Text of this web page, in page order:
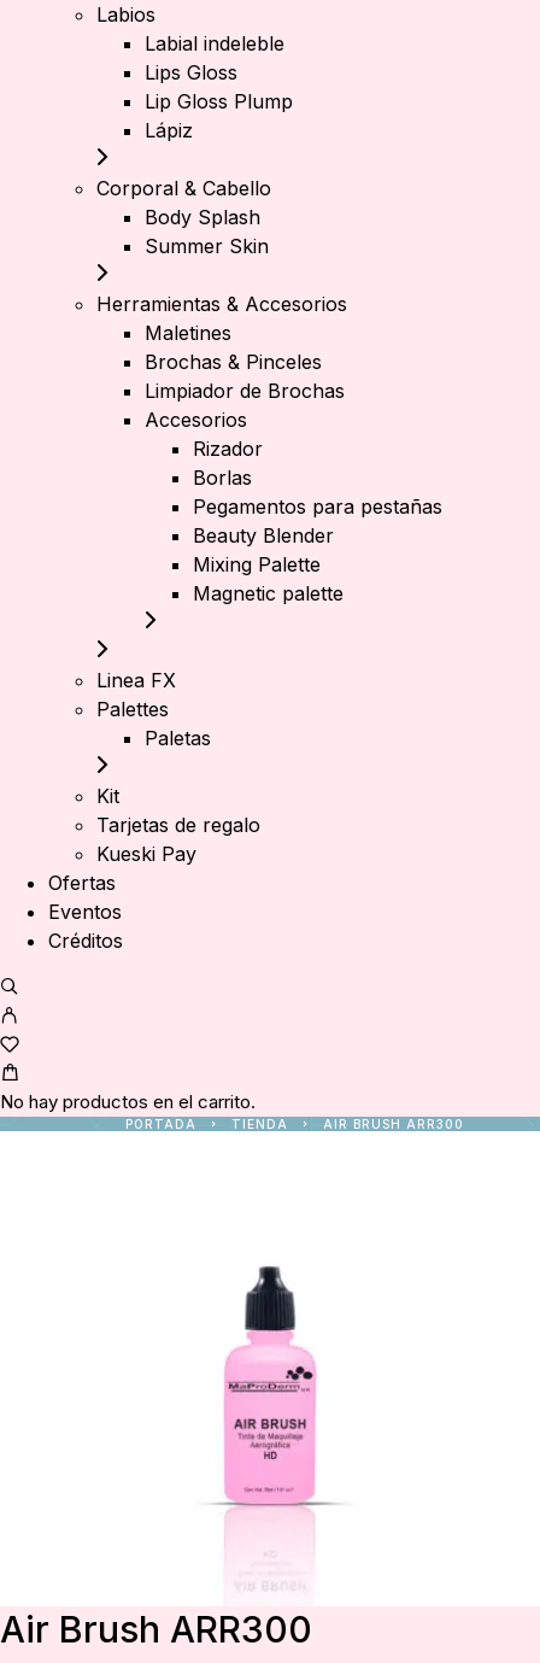
Labios
Labial indeleble
Lips Gloss
Lip Gloss Plump
Lápiz
Corporal & Cabello
Body Splash
Summer Skin
Herramientas & Accesorios
Maletines
Brochas & Pinceles
Limpiador de Brochas
Accesorios
Rizador
Borlas
Pegamentos para pestañas
Beauty Blender
Mixing Palette
Magnetic palette
Linea FX
Palettes
Paletas
Kit
Tarjetas de regalo
Kueski Pay
Ofertas
Eventos
Créditos
No hay productos en el carrito.
PORTADA TIENDA AIR BRUSH ARR300
Air Brush ARR300